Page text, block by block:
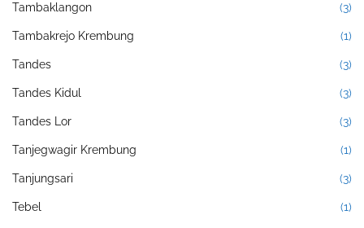
Tambaklangon (3)
Tambakrejo Krembung (1)
Tandes (3)
Tandes Kidul (3)
Tandes Lor (3)
Tanjegwagir Krembung (1)
Tanjungsari (3)
Tebel (1)